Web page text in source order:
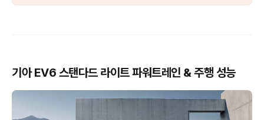
기아 EV6 스탠다드 라이트 파워트레인 & 주행 성능